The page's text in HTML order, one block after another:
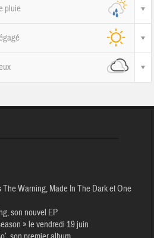
pluie
Warning, Made In The Dark et One
son nouvel EP
» le vendredi 19 juin